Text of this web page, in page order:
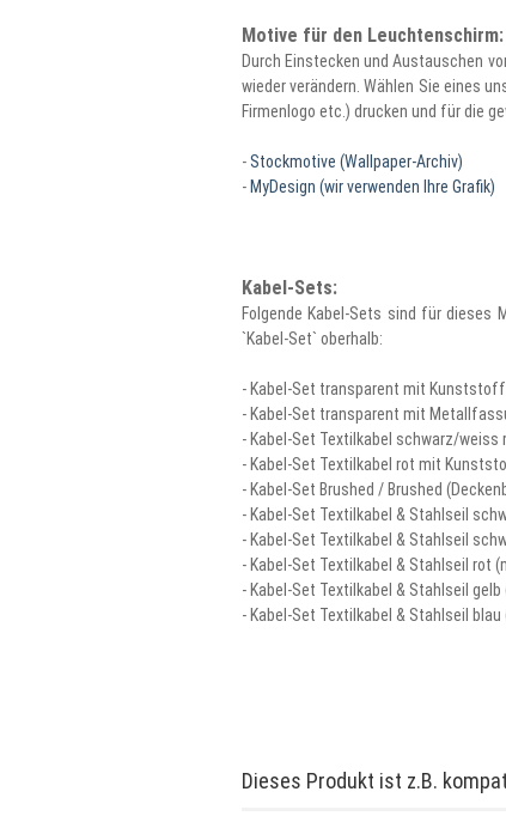
Motive für den Leuchtenschirm:
Durch Einstecken und Austauschen
wieder verändern. Wählen Sie eines
Firmenlogo etc.) drucken und für die
-Stockmotive (Wallpaper-Archiv)
- MyDesign (wir verwenden Ihre Grafik)
Kabel-Sets:
Folgende Kabel-Sets sind für dieses
`Kabel-Set` oberhalb:
- Kabel-Set transparent mit
- Kabel-Set transparent mit
- Kabel-Set Textilkabel schwarz/weiss
- Kabel-Set Textilkabel rot mit
- Kabel-Set Brushed / Brushed
- Kabel-Set Textilkabel & Stahlseil
- Kabel-Set Textilkabel & Stahlseil
- Kabel-Set Textilkabel & Stahlseil rot
- Kabel-Set Textilkabel & Stahlseil
- Kabel-Set Textilkabel & Stahlseil
Dieses Produkt ist z.B.